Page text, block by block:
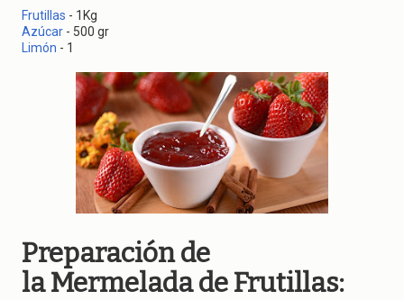
i
o
Frutillas - 1Kg
Azúcar - 500 gr
Limón - 1
Preparación de
la Mermelada de Frutillas: